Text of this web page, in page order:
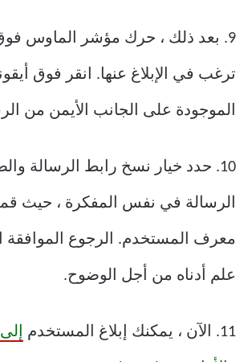
9. بعد ذلك ، حرك مؤشر الماوس
ترغب في الإبلاغ عنها. انقر فوق
الموجودة على الجانب الأيمن من
10. حدد خيار نسخ رابط الرسالة
الرسالة في نفس المفكرة ، حيث
معرف المستخدم. الرجوع الموافقة
علم أدناه من أجل الوضوح.
11. الآن ، يمكنك إبلاغ المستخدم